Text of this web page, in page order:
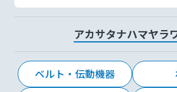
アカサタナハマヤラ
ベルト・伝動機器